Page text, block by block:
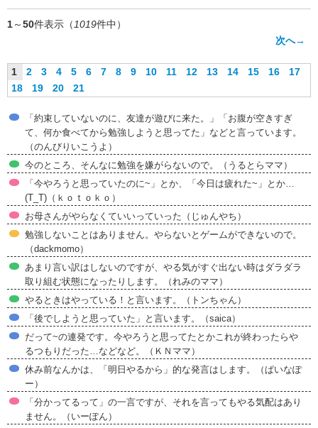
1～50件表示（ 1019件中）
次へ→
1 2 3 4 5 6 7 8 9 10 11 12 13 14 15 16
17
18
19 20 21
「約束していないのに、友達が遊びに来た。」「お腹が空きすぎ
て、何か食べてから勉強しようと思ってた」などと言っています。
（のんびりいこうよ）
今のところ、そんなに勉強を嫌がらないので。（うるとらママ）
「今やろうと思っていたのに~」とか、「今日は疲れた~」とか…
(T_T)（ｋｏｔｏｋｏ）
お母さんがやらなくていいっていった（じゅんやち）
勉強しないことはありません。やらないとゲームができないので。
（dackmomo）
あまり言い訳はしないのですが、やる気がすぐ出ない時はダラダラ
取り組む状態になったりします。（れみのママ）
やるときはやっている！と言います。（トンちゃん）
「後でしようと思っていた」と言います。（saica）
だって~の連発です。今やろうと思ってたとかこれが終わったらや
るつもりだった…などなど。（ＫＮママ）
休み前なんかは、「明日やるから」的な発言はします。（ぱいなぽ
ー）
「分かってるって」の一言ですが、それを言ってもやる気配はあり
ません。（いーぽん）